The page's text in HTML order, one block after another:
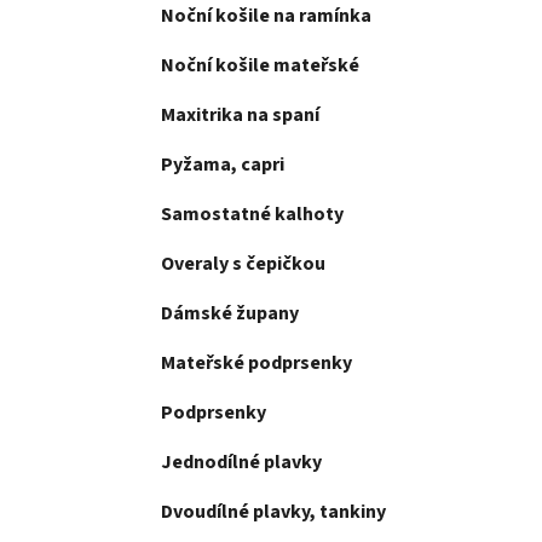
Noční košile na ramínka
Noční košile mateřské
Maxitrika na spaní
Pyžama, capri
Samostatné kalhoty
Overaly s čepičkou
Dámské župany
Mateřské podprsenky
Podprsenky
Jednodílné plavky
Dvoudílné plavky, tankiny